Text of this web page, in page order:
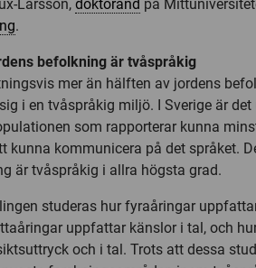
Larsson, doktorand på
.
befolkning är tvåspråkig
mer än hälften av jordens
i en tvåspråkig miljö. I Sverige är
som rapporterar kunna
kunna kommunicera på det språket.
är tvåspråkig i allra högsta grad.
studeras hur fyraåringar
uppfattar känslor i tal, och
och i tal. Trots att dessa